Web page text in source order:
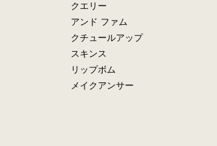
クエリー
アンド ファム
クチュールアップ
スキンス
リップボム
メイクアンサー